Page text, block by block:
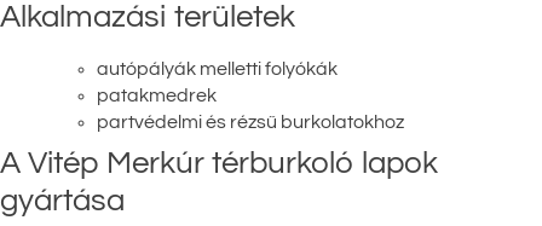
Alkalmazási területek
autópályák melletti folyókák
patakmedrek
partvédelmi és rézsű burkolatokhoz
A Vitép Merkúr térburkoló lapok
gyártása